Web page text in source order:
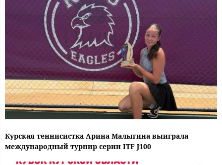
Курская теннисистка Арина Малыгина выиграла
международный турнир серии ITF J100